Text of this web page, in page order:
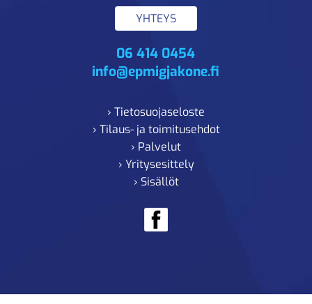
YHTEYS
06 414 0454
info@epmigjakone.fi
› Tietosuojaseloste
› Tilaus- ja toimitusehdot
› Palvelut
› Yritysesittely
› Sisällöt